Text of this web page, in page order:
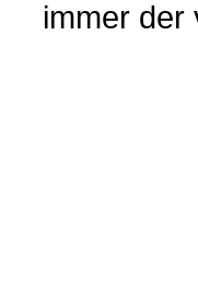
immer der